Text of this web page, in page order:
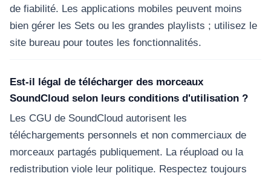
de fiabilité. Les applications mobiles peuvent moins
bien gérer les Sets ou les grandes playlists ; utilisez le
site bureau pour toutes les fonctionnalités.
Est-il légal de télécharger des morceaux
SoundCloud selon leurs conditions d'utilisation ?
Les CGU de SoundCloud autorisent les
téléchargements personnels et non commerciaux de
morceaux partagés publiquement. La réupload ou la
redistribution viole leur politique. Respectez toujours